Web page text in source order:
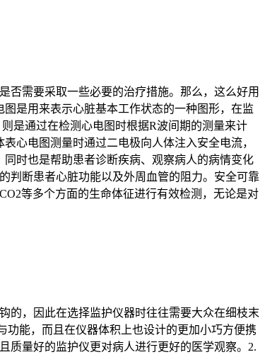
否需要采取一些必要的治疗措施。那么，‍这么好用
是用来表示心脏基本工作状态的一种图形，在监
是通过在检测心电图时根据R波间期的测量来计
心电图测量时通过二电极向人体注入安全电流，
时也是帮助患者诊断疾病、观察病人的病情变化
判断患者心脏功能以及外周血管的阻力。安全可靠
等多个方面的生命体征进行有效检测，无论是对
的，因此在选择监护仪器时往往需要大众在细枝末
能，而且在仪器体积上也设计的更加小巧方便携
质量好的监护仪更对病人进行更好的医学观察。2.